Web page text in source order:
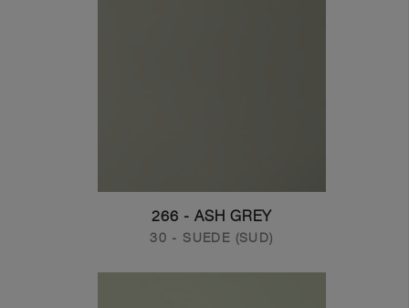
266 - ASH GREY
30 - SUEDE (SUD)